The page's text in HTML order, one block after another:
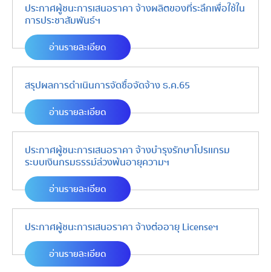
ประกาศผู้ชนะการเสนอราคา จ้างผลิตของที่ระลึกเพื่อใช้ใน
การประชาสัมพันธ์ฯ
อ่านรายละเอียด
สรุปผลการดำเนินการจัดซื้อจัดจ้าง ธ.ค.65
อ่านรายละเอียด
ประกาศผู้ชนะการเสนอราคา จ้างบำรุงรักษาโปรเเกรม
ระบบเงินกรมธรรม์ล่วงพ้นอายุความฯ
อ่านรายละเอียด
ประกาศผู้ชนะการเสนอราคา จ้างต่ออายุ Licenseฯ
อ่านรายละเอียด